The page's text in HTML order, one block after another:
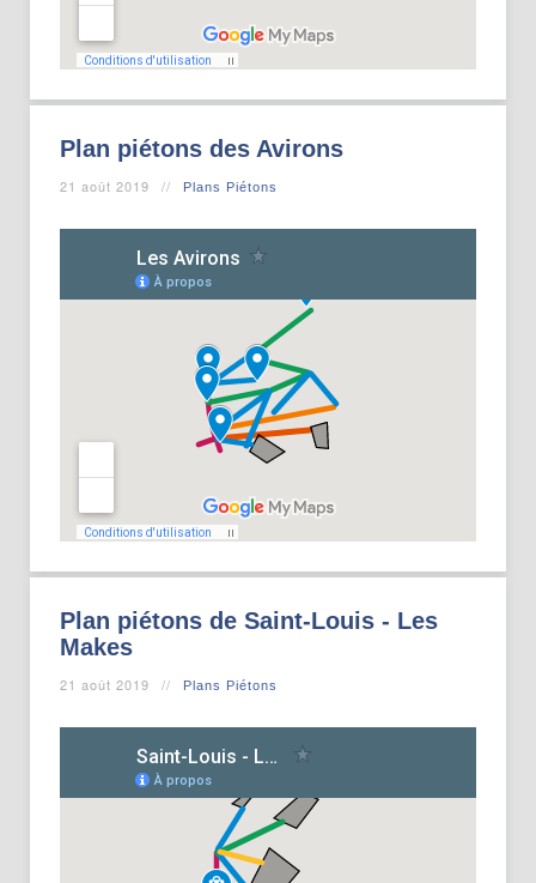
Plan piétons des Avirons
21 août 2019 Plans Piétons
Plan piétons de Saint-Louis - Les
Makes
21 août 2019 Plans Piétons